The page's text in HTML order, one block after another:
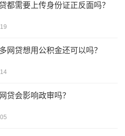
都需要上传身份证正反面吗？
网贷想用公积金还可以吗？
贷会影响政审吗？